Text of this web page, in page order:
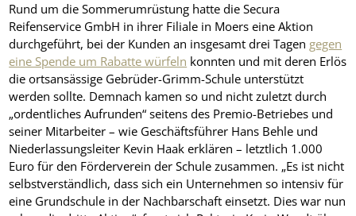
Rund um die Sommerumrüstung hatte die Secura
Reifenservice GmbH in ihrer Filiale in Moers eine Aktion
durchgeführt, bei der Kunden an insgesamt drei Tagen gegen
eine Spende um Rabatte würfeln konnten und mit deren Erlös
die ortsansässige Gebrüder-Grimm-Schule unterstützt
werden sollte. Demnach kamen so und nicht zuletzt durch
„ordentliches Aufrunden“ seitens des Premio-Betriebes und
seiner Mitarbeiter – wie Geschäftsführer Hans Behle und
Niederlassungsleiter Kevin Haak erklären – letztlich 1.000
Euro für den Förderverein der Schule zusammen. „Es ist nicht
selbstverständlich, dass sich ein Unternehmen so intensiv für
eine Grundschule in der Nachbarschaft einsetzt. Dies war nun